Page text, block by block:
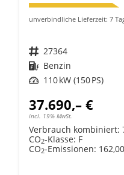
unverbindliche Lieferzeit: 7
Fahrzeugnr. 27364
Kraftstoff Benzin
Leistung 110 kW (150 PS)
37.690,– €
incl. 19% MwSt.
Verbrauch kombiniert:
CO2-Klasse: F
CO2-Emissionen: